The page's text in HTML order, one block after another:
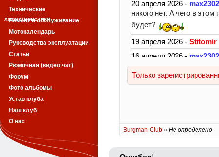
Burgman-Club » Не определено
Технические
характеристики
Ремонт и обслуживание
Мотокалендарь
Руководства эксплуатации
Статьи
Рюмочная (видео чат)
Форум
Фото альбомы
Устав клуба
Наш клуб
О нас